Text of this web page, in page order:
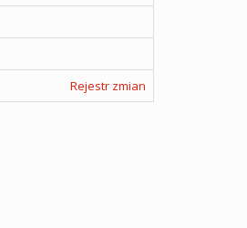
Rejestr zmian